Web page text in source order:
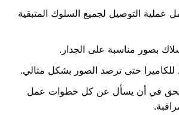
عملية التوصيل لجميع السلوك المتبقية
بصور مناسبة على الجدار.
حتى ترصد الصور بشكل مثالي.
الحق في أن يسأل عن كل خطوات عمل